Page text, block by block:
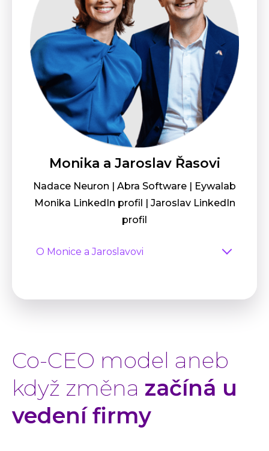
Monika a Jaroslav Řasovi
Nadace Neuron | Abra Software | Eywalab
Monika LinkedIn profil | Jaroslav LinkedIn
profil
O Monice a Jaroslavovi
Co-CEO model aneb
když změna začíná u
vedení firmy